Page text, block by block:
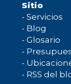
Sitio
- Servicios
- Blog
- Glosario
-
-
- RSS del